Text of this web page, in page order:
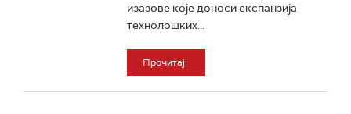
изазове које доноси експанзија
технолошких...
Прочитај